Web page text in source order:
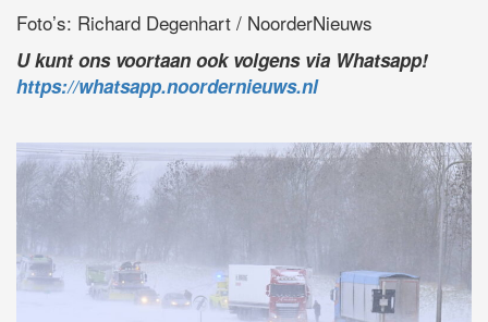
Foto’s: Richard Degenhart / NoorderNieuws
U kunt ons voortaan ook volgens via Whatsapp!
https://whatsapp.noordernieuws.nl